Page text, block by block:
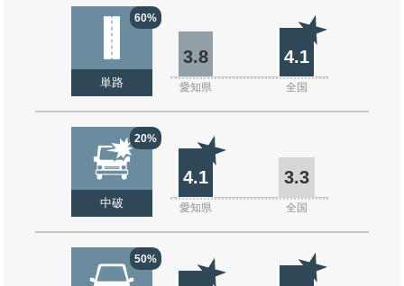
60%
単路
3.8 4.1
愛知県 全国
20%
中破
4.1 3.3
愛知県 全国
50%